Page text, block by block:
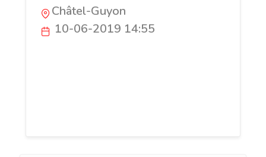
Châtel-Guyon
10-06-2019 14:55